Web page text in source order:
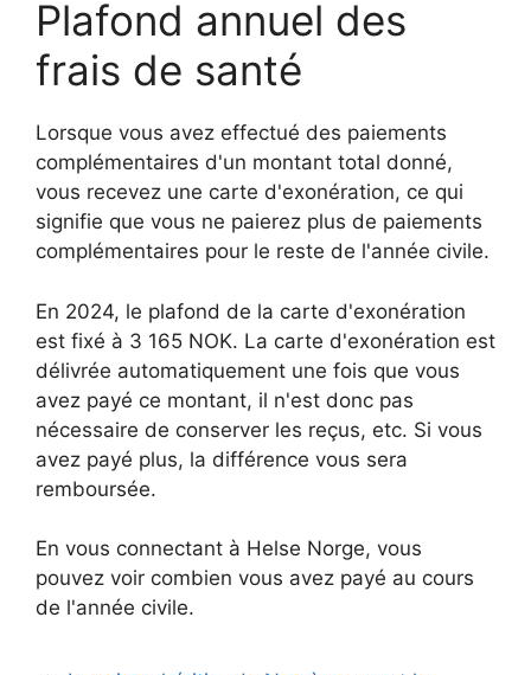
Plafond annuel des
frais de santé
Lorsque vous avez effectué des paiements
complémentaires d'un montant total donné,
vous recevez une carte d'exonération, ce qui
signifie que vous ne paierez plus de paiements
complémentaires pour le reste de l'année civile.
En 2024, le plafond de la carte d'exonération
est fixé à 3 165 NOK. La carte d'exonération est
délivrée automatiquement une fois que vous
avez payé ce montant, il n'est donc pas
nécessaire de conserver les reçus, etc. Si vous
avez payé plus, la différence vous sera
remboursée.
En vous connectant à Helse Norge, vous
pouvez voir combien vous avez payé au cours
de l'année civile.